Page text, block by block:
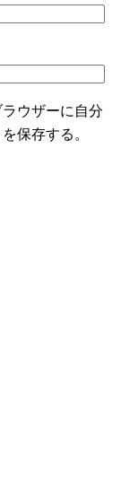
ウザーに自分
保存する。